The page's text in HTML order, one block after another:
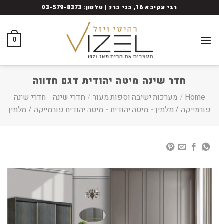
to
רבי עקיבא 16, בני ברק | טלפון: 03-579-8373
0
חדר שינה מיטה יהודית דגם חדווה
Home
/ מערכות ישיבה וספות מעור / חדרי שינה - חדרי שינה
פורמייקה / מלמין - מיטה יהודית - מיטה יהודית פורמייקה / מלמין